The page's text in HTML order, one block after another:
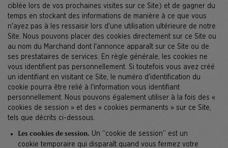
ciblée lors de vos prochaines visites sur ce Site) et de gagner du
temps en stockant des informations de manière à ce que vous
n'ayez pas à les ressaisir lors d'une utilisation ultérieure de notre
Site. Nous pouvons placer des cookies directement sur ce Site ou
au nom du Marchand dont l'annonce apparaît sur ce Site ou de
ses prestataires de services. En règle générale, les cookies ne
vous identifient pas personnellement. Si toutefois vous avez créé
un identifiant en visitant ce Site, le numéro d'identification du
cookie pourra être relié à l'information vous identifiant
personnellement. Nous pouvons également utiliser à la fois des «
cookies de session » et des « cookies permanents » sur ce Site,
tels que décrits ci-dessous.
Les cookies de session. Un “cookie de session” est un
cookie temporaire qui disparaît quand vous fermez votre